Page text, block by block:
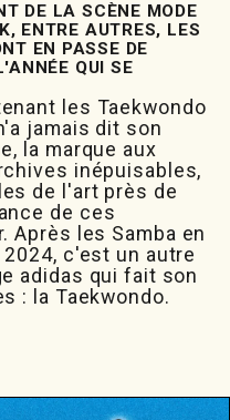
DE LA SCÈNE MODE
ENTRE AUTRES, LES
EN PASSE DE
QUI SE
les Taekwondo
jamais dit son
la marque aux
inépuisables,
de l'art près de
de ces
les Samba en
c'est un autre
adidas qui fait son
: la Taekwondo.